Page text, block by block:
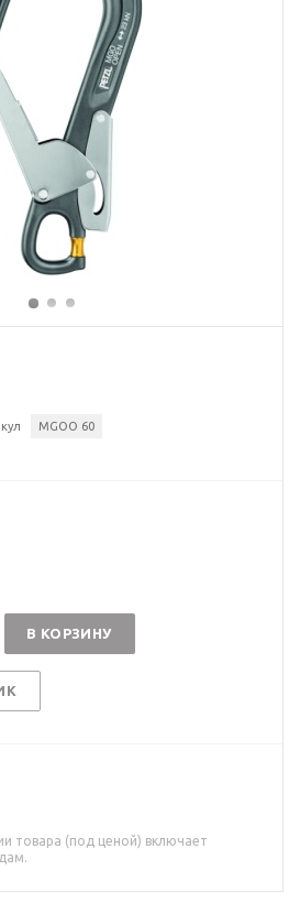
MGOO 60
В КОРЗИНУ
товара (под ценой) включает